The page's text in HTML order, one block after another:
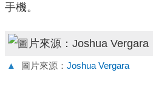
手機。
▲ 圖片來源： Joshua Vergara